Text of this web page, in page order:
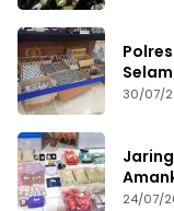
30/07/
24/07/